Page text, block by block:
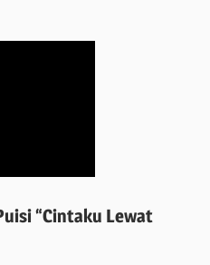
“Cintaku Lewat